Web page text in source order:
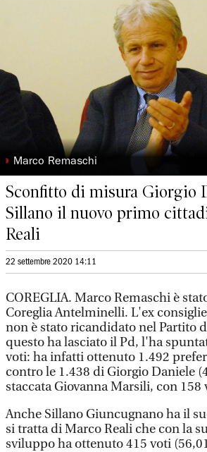
◗ Marco Remaschi
Sconfitto di misura Giorgio
Sillano il nuovo primo
Reali
22 settembre 2020 14:11
COREGLIA. Marco Remaschi è
Coreglia Antelminelli. L'ex
non è stato ricandidato nel Partito
questo ha lasciato il Pd, l'ha
voti: ha infatti ottenuto 1.492
contro le 1.438 di Giorgio Daniele
staccata Giovanna Marsili, con 158
Anche Sillano Giuncugnano ha il
si tratta di Marco Reali che con la
sviluppo ha ottenuto 415 voti